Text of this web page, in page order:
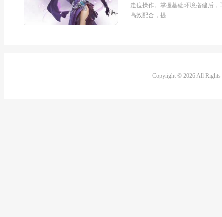
走位操作。掌握基础环境搭建后
高效配合，提...
Copyright © 2026 All